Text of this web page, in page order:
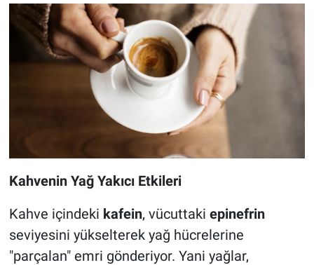
Kahvenin Yağ Yakıcı Etkileri
Kahve içindeki kafein, vücuttaki epinefrin
seviyesini yükselterek yağ hücrelerine
"parçalan" emri gönderiyor. Yani yağlar,